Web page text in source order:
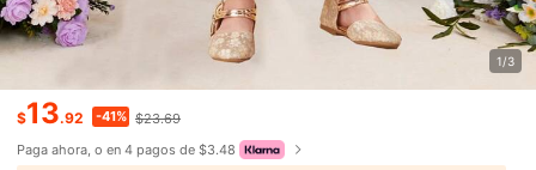
1/3
$13.92 -41% $23.69
Paga ahora, o en 4 pagos de $3.48